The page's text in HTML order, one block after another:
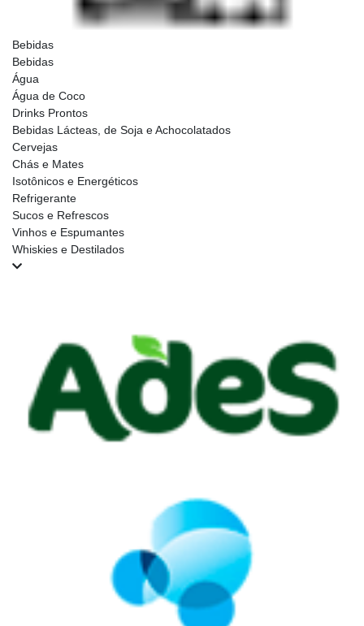
Bebidas
Bebidas
Água
Água de Coco
Drinks Prontos
Bebidas Lácteas, de Soja e Achocolatados
Cervejas
Chás e Mates
Isotônicos e Energéticos
Refrigerante
Sucos e Refrescos
Vinhos e Espumantes
Whiskies e Destilados